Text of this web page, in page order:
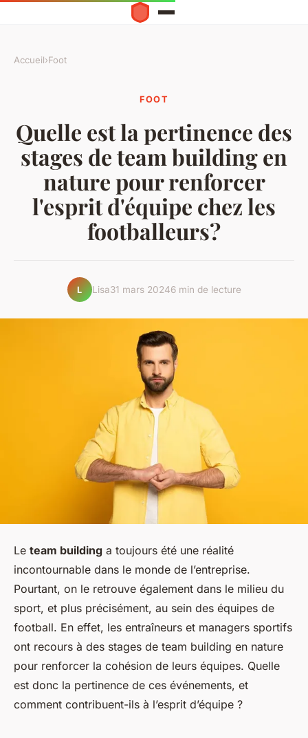
Accueil›Foot
FOOT
Quelle est la pertinence des
stages de team building en
nature pour renforcer
l'esprit d'équipe chez les
footballeurs?
L Lisa31 mars 20246 min de lecture
Le team building a toujours été une réalité
incontournable dans le monde de l’entreprise.
Pourtant, on le retrouve également dans le milieu du
sport, et plus précisément, au sein des équipes de
football. En effet, les entraîneurs et managers sportifs
ont recours à des stages de team building en nature
pour renforcer la cohésion de leurs équipes. Quelle
est donc la pertinence de ces événements, et
comment contribuent-ils à l’esprit d’équipe ?